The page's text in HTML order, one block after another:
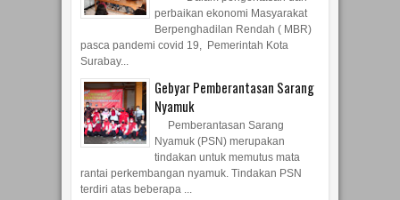
Berpenghadilan Rendah ( MBR)
pasca pandemi covid 19, Pemerintah Kota
Surabay...
Nyamuk
Pemberantasan Sarang
Nyamuk (PSN) merupakan
tindakan untuk memutus mata
rantai perkembangan nyamuk. Tindakan PSN
terdiri atas beberapa ...
Peninjauan posko PPKM MIKRO